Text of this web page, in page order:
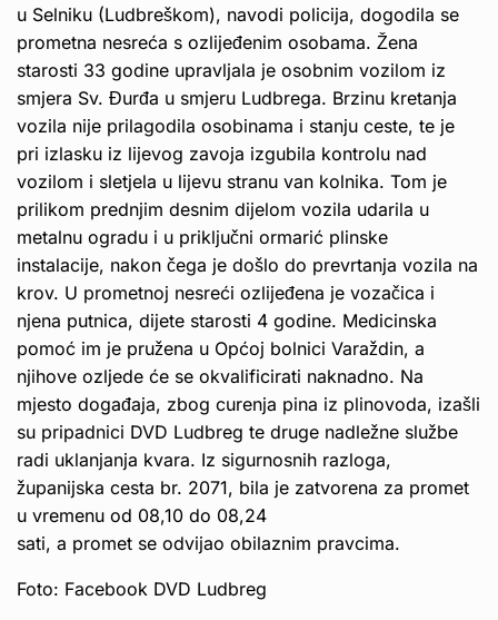
u Selniku (Ludbreškom), navodi policija, dogodila se
prometna nesreća s ozlijeđenim osobama. Žena
starosti 33 godine upravljala je osobnim vozilom iz
smjera Sv. Đurđa u smjeru Ludbrega. Brzinu kretanja
vozila nije prilagodila osobinama i stanju ceste, te je
pri izlasku iz lijevog zavoja izgubila kontrolu nad
vozilom i sletjela u lijevu stranu van kolnika. Tom je
prilikom prednjim desnim dijelom vozila udarila u
metalnu ogradu i u priključni ormarić plinske
instalacije, nakon čega je došlo do prevrtanja vozila na
krov. U prometnoj nesreći ozlijeđena je vozačica i
njena putnica, dijete starosti 4 godine. Medicinska
pomoć im je pružena u Općoj bolnici Varaždin, a
njihove ozljede će se okvalificirati naknadno. Na
mjesto događaja, zbog curenja pina iz plinovoda, izašli
su pripadnici DVD Ludbreg te druge nadležne službe
radi uklanjanja kvara. Iz sigurnosnih razloga,
županijska cesta br. 2071, bila je zatvorena za promet
u vremenu od 08,10 do 08,24
sati, a promet se odvijao obilaznim pravcima.
Foto: Facebook DVD Ludbreg